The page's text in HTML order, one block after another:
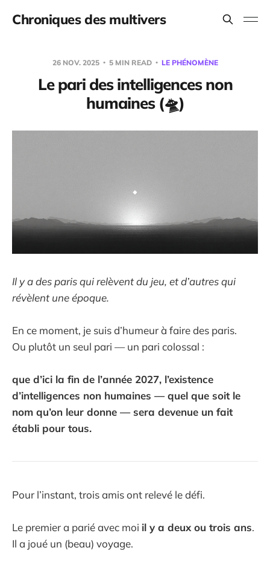
Chroniques des multivers
26 NOV. 2025 5 MIN READ LE PHÉNOMÈNE
Le pari des intelligences non
humaines (🛸)
Il y a des paris qui relèvent du jeu, et d’autres qui
révèlent une époque.
En ce moment, je suis d’humeur à faire des paris.
Ou plutôt un seul pari — un pari colossal :
que d’ici la fin de l’année 2027, l’existence
d’intelligences non humaines — quel que soit le
nom qu’on leur donne — sera devenue un fait
établi pour tous.
Pour l’instant, trois amis ont relevé le défi.
Le premier a parié avec moi il y a deux ou trois ans.
Il a joué un (beau) voyage.